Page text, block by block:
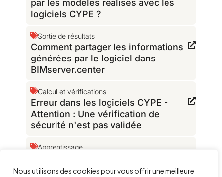
Nous utilisons des cookies pour vous offrir une meilleure
par les modèles réalisés avec les
logiciels CYPE ?
Sortie de résultats
Comment partager les informations
générées par le logiciel dans
BIMserver.center
Calcul et vérifications
Erreur dans les logiciels CYPE -
Attention : Une vérification de
sécurité n'est pas validée
Apprentissage
les logiciels CYPE